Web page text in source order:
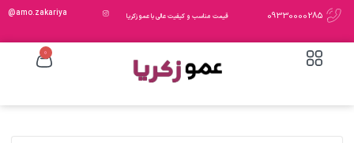
09330000285 قیمت مناسب و کیفیت عالی با عمو زکریا amo.zakariya@
0